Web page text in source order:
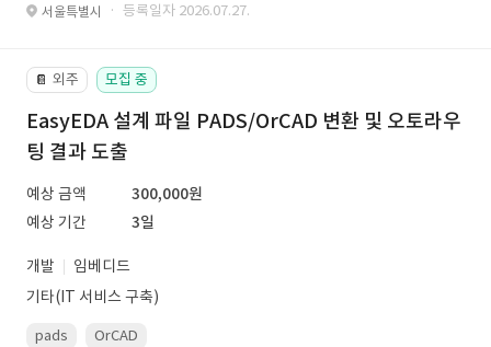
서울특별시 · 등록일자 2026.07.27.
📔 외주 모집 중
EasyEDA 설계 파일 PADS/OrCAD 변환 및 오토라우
팅 결과 도출
예상 금액
300,000원
예상 기간
3일
개발
임베디드
기타(IT 서비스 구축)
pads OrCAD